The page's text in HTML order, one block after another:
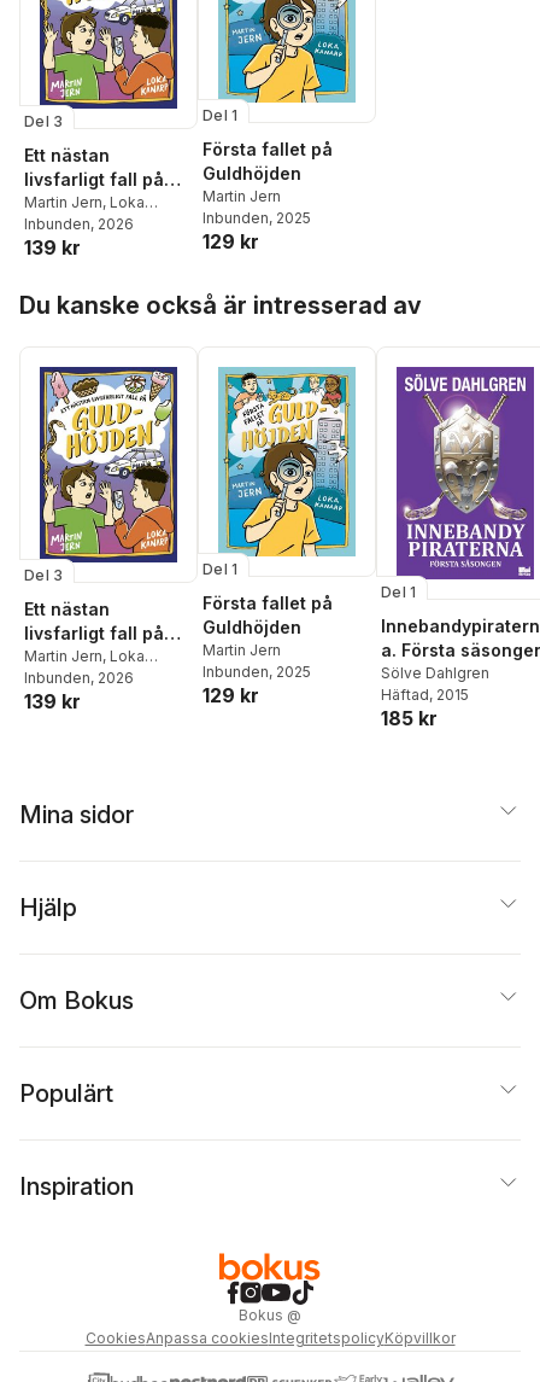
Del 3
Ett nästan
livsfarligt fall på
Guldhöjden
Martin Jern, Loka
Kanarp
Inbunden, 2026
139 kr
Del 1
Första fallet på
Guldhöjden
Martin Jern
Inbunden, 2025
129 kr
Du kanske också är intresserad av
Del 3
Ett nästan
livsfarligt fall på
Guldhöjden
Martin Jern, Loka
Kanarp
Inbunden, 2026
139 kr
Del 1
Första fallet på
Guldhöjden
Martin Jern
Inbunden, 2025
129 kr
Del 1
Innebandypiratern
a. Första
Sölve Dahlgren
Häftad, 2015
185 kr
Mina sidor
Hjälp
Om Bokus
Populärt
Inspiration
Bokus @
CookiesAnpassa cookiesIntegritetspolicyKöpvillkor